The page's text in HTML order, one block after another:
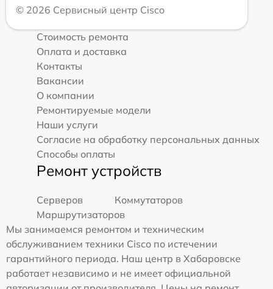
© 2026 Сервисный центр Cisco
Стоимость ремонта
Оплата и доставка
Контакты
Вакансии
О компании
Ремонтируемые модели
Наши услуги
Согласие на обработку персональных данных
Способы оплаты
Ремонт устройств
Серверов
Коммутаторов
Маршрутизаторов
Мы занимаемся ремонтом и техническим
обслуживанием техники Cisco по истечении
гарантийного периода. Наш центр в Хабаровске
работает независимо и не имеет официальной